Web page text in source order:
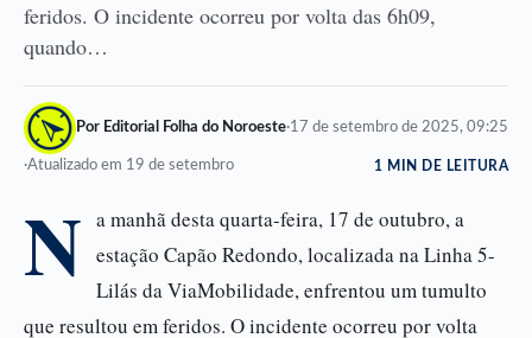
feridos. O incidente ocorreu por volta das 6h09,
quando…
Por Editorial Folha do Noroeste·17 de setembro de 2025, 09:25
·Atualizado em 19 de setembro 1 MIN DE LEITURA
N a manhã desta quarta-feira, 17 de outubro, a
estação Capão Redondo, localizada na Linha 5-
Lilás da ViaMobilidade, enfrentou um tumulto
que resultou em feridos. O incidente ocorreu por volta